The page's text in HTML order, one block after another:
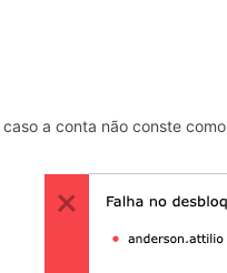
caso a conta não conste